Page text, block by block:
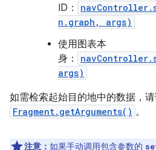
ID：
n.graph, args)
使用图表本
身：
args)
如需检索起始目的地中的数据，
Fragment.getArguments() 。
注意： 如果手动调用包含参数的